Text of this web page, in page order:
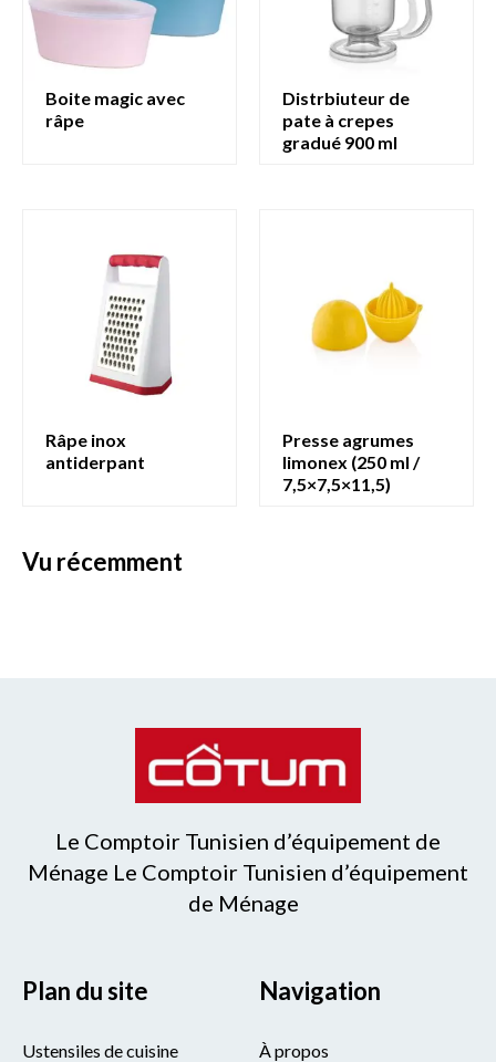
boite magic avec
râpe
distrbiuteur de
pate à crepes
gradué 900 ml
râpe inox
antiderpant
presse agrumes
limonex (250 ml /
7,5×7,5×11,5)
vu récemment
Le Comptoir Tunisien d’équipement de
Ménage Le Comptoir Tunisien d’équipement
de Ménage
Plan du site
Ustensiles de cuisine
Navigation
À propos